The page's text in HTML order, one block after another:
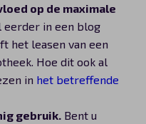
op de maximale
eerder in een blog
het leasen van een
Hoe dit ook al
in het betreffende
gebruik. Bent u